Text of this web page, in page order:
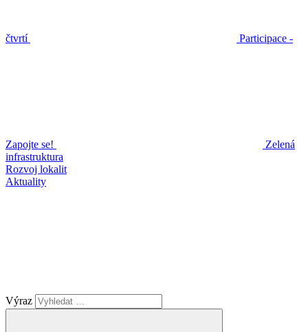
čtvrtí Participace -
Zapojte se!
Zelená
infrastruktura
Rozvoj lokalit
Aktuality
Výraz